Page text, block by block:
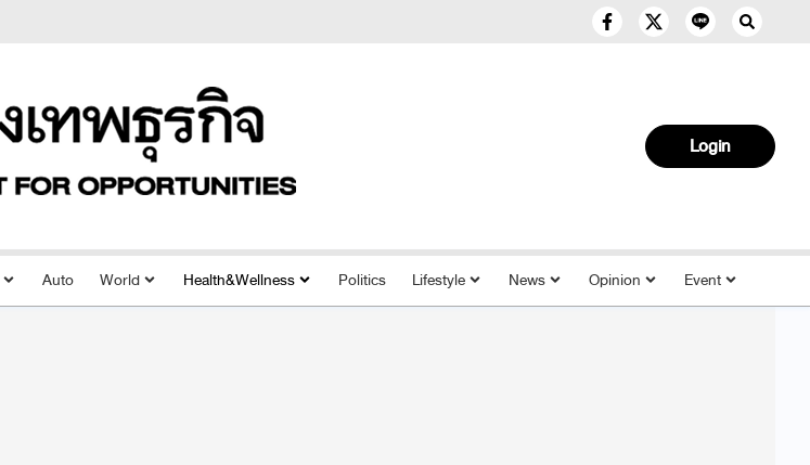
Login
Auto World Health&Wellness Politics Lifestyle News Opinion Event